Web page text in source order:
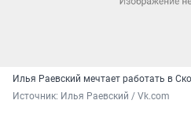
Илья Раевский мечтает работать в
Источник: Илья Раевский / Vk.com